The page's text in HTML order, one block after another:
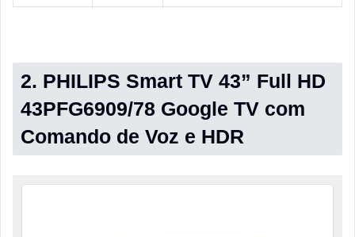
2. PHILIPS Smart TV 43” Full HD
43PFG6909/78 Google TV com
Comando de Voz e HDR